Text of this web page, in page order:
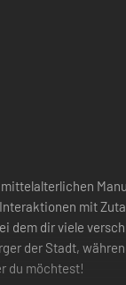
mit
dem dir viele
der Stadt,
du möchtest!